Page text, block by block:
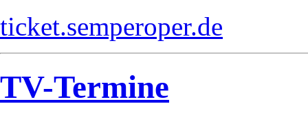
ticket.semperoper.de
TV-Termine